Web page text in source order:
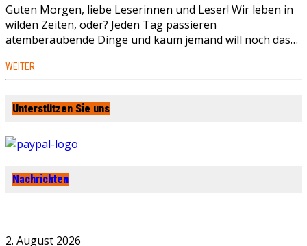
Guten Morgen, liebe Leserinnen und Leser! Wir leben in
wilden Zeiten, oder? Jeden Tag passieren
atemberaubende Dinge und kaum jemand will noch das…
WEITER
Unterstützen Sie uns
Nachrichten
2. August 2026